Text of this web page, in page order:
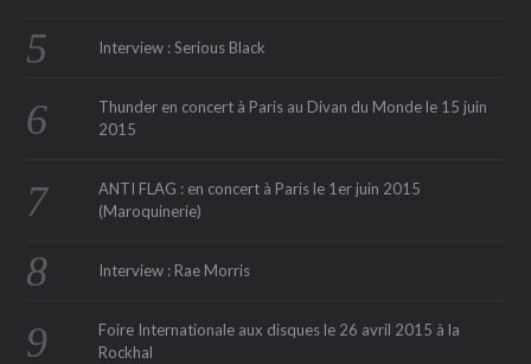
Interview : Serious Black
Thunder en concert à Paris au Divan du Monde le 15 juin
2015
ANTI FLAG : en concert à Paris le 1er juin 2015
(Maroquinerie‏)
Interview : Rae Morris
Foire Internationale aux disques le 26 avril 2015 à la
Rockhal